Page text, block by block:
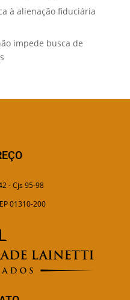
à alienação fiduciária
impede busca de
- Cjs 95-98
01310-200